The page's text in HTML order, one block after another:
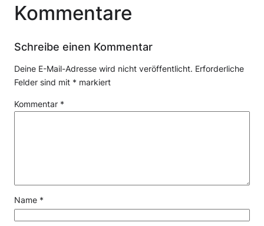
Kommentare
Schreibe einen Kommentar
Deine E-Mail-Adresse wird nicht veröffentlicht. Erforderliche
Felder sind mit * markiert
Kommentar *
Name *